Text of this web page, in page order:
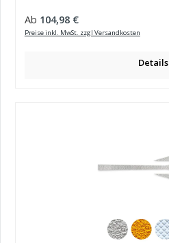
Regulärer Preis:
Ab 104,98 €
Preise inkl. MwSt. zzgl Versandkosten
Details